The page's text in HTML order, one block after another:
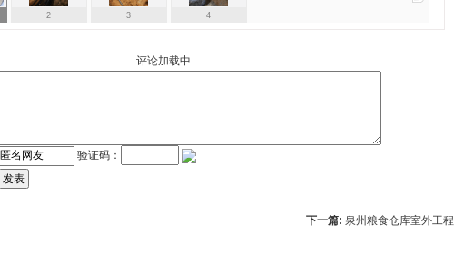
2 3 4
评论加载中...
验证码：
下一篇: 泉州粮食仓库室外工程